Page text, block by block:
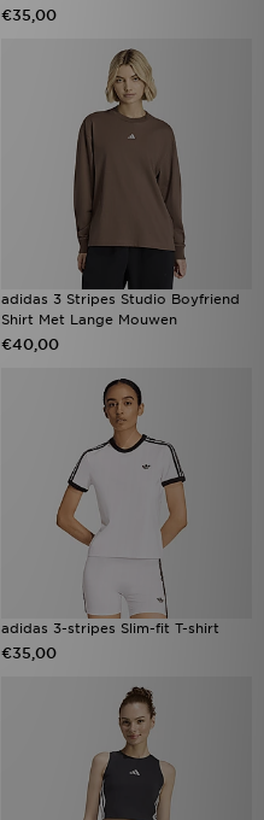
€35,00
adidas 3 Stripes Studio Boyfriend
Shirt Met Lange Mouwen
€40,00
adidas 3-stripes Slim-fit T-shirt
€35,00